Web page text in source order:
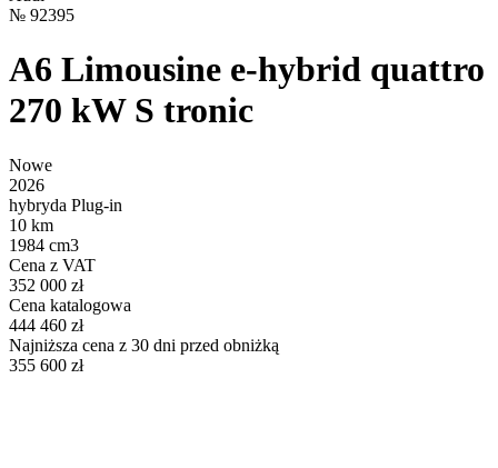
№ 92395
A6 Limousine e-hybrid quattro
270 kW S tronic
Nowe
2026
hybryda Plug-in
10 km
1984 cm3
Cena z VAT
352 000 zł
Cena katalogowa
444 460 zł
Najniższa cena z 30 dni przed obniżką
355 600 zł